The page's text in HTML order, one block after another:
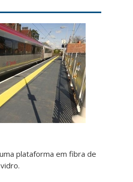
plataforma em fibra de
vidro.